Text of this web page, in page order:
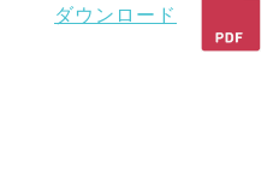
ダウンロード